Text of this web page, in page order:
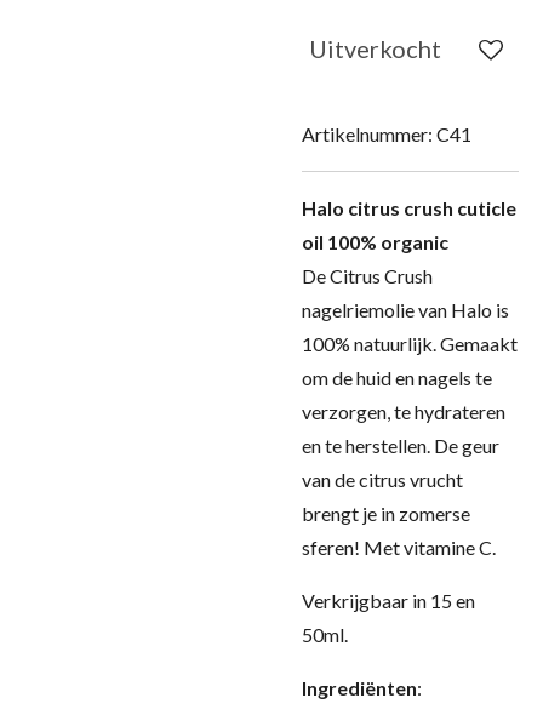
Uitverkocht
Artikelnummer: C41
Halo citrus crush cuticle
oil 100% organic
De Citrus Crush
nagelriemolie van Halo is
100% natuurlijk. Gemaakt
om de huid en nagels te
verzorgen, te hydrateren
en te herstellen. De geur
van de citrus vrucht
brengt je in zomerse
sferen! Met vitamine C.
Verkrijgbaar in 15 en
50ml.
Ingrediënten: